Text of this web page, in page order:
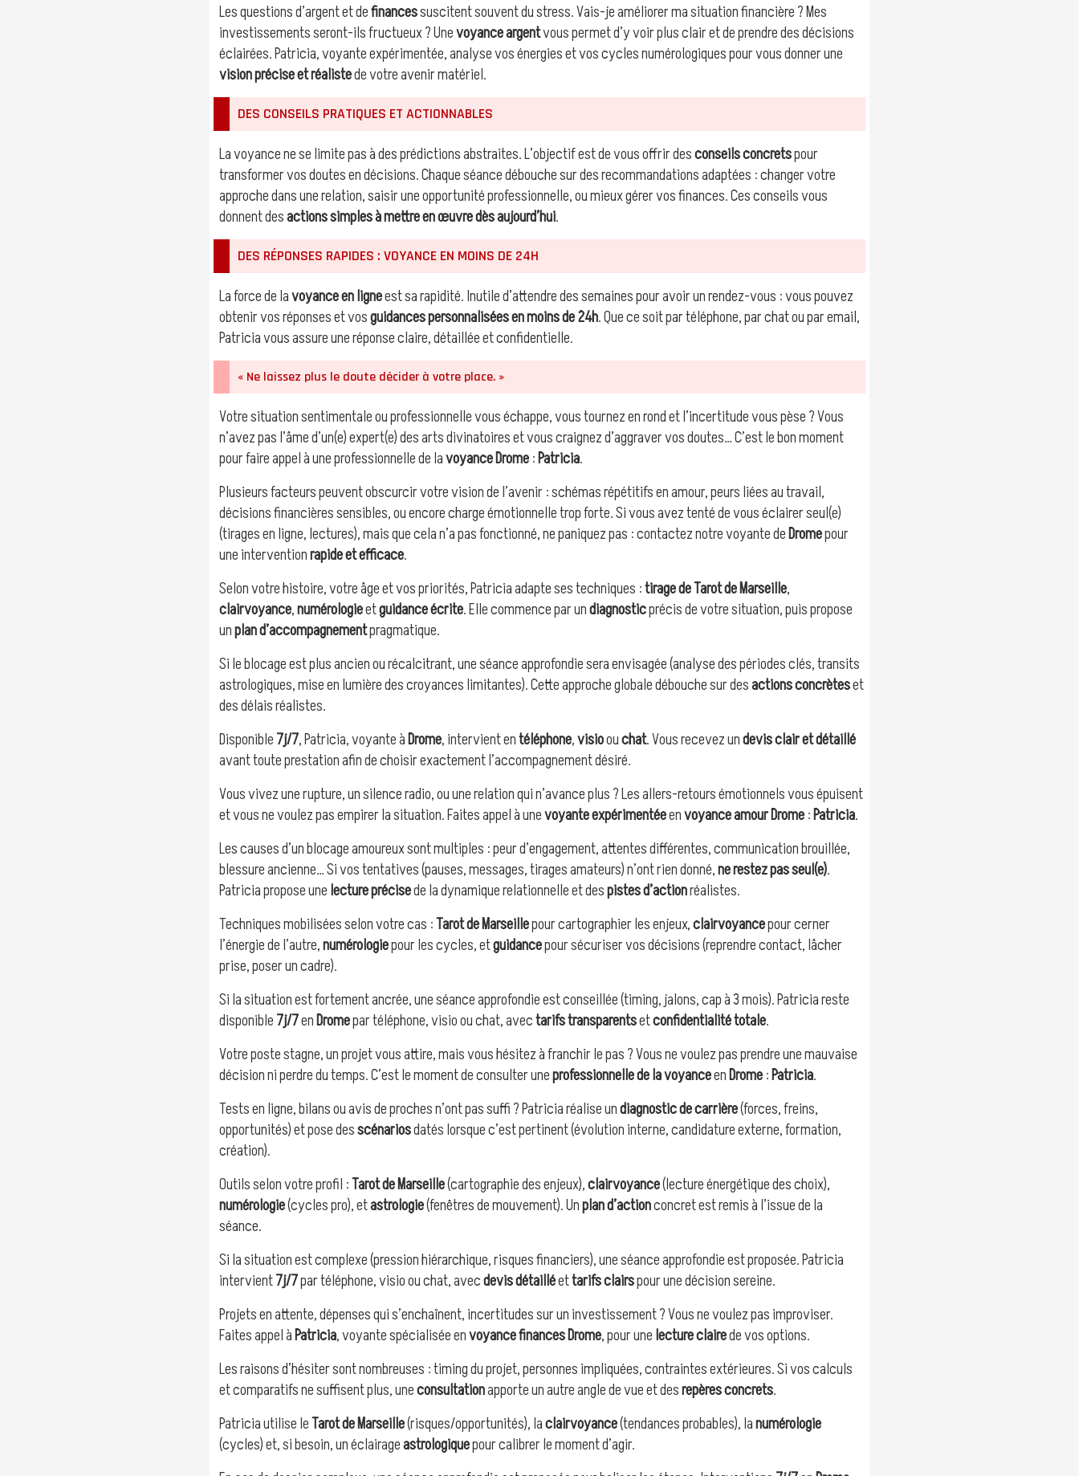
Les questions d’argent et definancessuscitent souvent du stress. Vais-je améliorer ma situation financière ? Mes
investissements seront-ils fructueux ? Unevoyance argentvous permet d’y voir plus clair et de prendre des décisions
éclairées. Patricia, voyante expérimentée, analyse vos énergies et vos cycles numérologiques pour vous donner une
vision précise et réalistede votre avenir matériel.
DES CONSEILS PRATIQUES ET ACTIONNABLES
La voyance ne se limite pas à des prédictions abstraites. L’objectif est de vous offrir desconseils concretspour
transformer vos doutes en décisions. Chaque séance débouche sur des recommandations adaptées : changer votre
approche dans une relation, saisir une opportunité professionnelle, ou mieux gérer vos finances. Ces conseils vous
donnent desactions simples à mettre en œuvre dès aujourd’hui.
DES RÉPONSES RAPIDES : VOYANCE EN MOINS DE 24H
La force de lavoyance en ligneest sa rapidité. Inutile d’attendre des semaines pour avoir un rendez-vous : vous pouvez
obtenir vos réponses et vosguidances personnalisées en moins de 24h. Que ce soit par téléphone, par chat ou par email,
Patricia vous assure une réponse claire, détaillée et confidentielle.
« Ne laissez plus le doute décider à votre place. »
Votre situation sentimentale ou professionnelle vous échappe, vous tournez en rond et l’incertitude vous pèse ? Vous
n’avez pas l’âme d’un(e) expert(e) des arts divinatoires et vous craignez d’aggraver vos doutes… C’est le bon moment
pour faire appel à une professionnelle de lavoyance Drome:Patricia.
Plusieurs facteurs peuvent obscurcir votre vision de l’avenir : schémas répétitifs en amour, peurs liées au travail,
décisions financières sensibles, ou encore charge émotionnelle trop forte. Si vous avez tenté de vous éclairer seul(e)
(tirages en ligne, lectures), mais que cela n’a pas fonctionné, ne paniquez pas : contactez notre voyante deDromepour
une interventionrapide et efficace.
Selon votre histoire, votre âge et vos priorités, Patricia adapte ses techniques :tirage de Tarot de Marseille,
clairvoyance,numérologieetguidance écrite. Elle commence par undiagnosticprécis de votre situation, puis propose
unplan d’accompagnementpragmatique.
Si le blocage est plus ancien ou récalcitrant, une séance approfondie sera envisagée (analyse des périodes clés, transits
astrologiques, mise en lumière des croyances limitantes). Cette approche globale débouche sur desactions concrèteset
des délais réalistes.
Disponible7j/7, Patricia, voyante àDrome, intervient entéléphone,visioouchat. Vous recevez undevis clair et détaillé
avant toute prestation afin de choisir exactement l’accompagnement désiré.
Vous vivez une rupture, un silence radio, ou une relation qui n’avance plus ? Les allers-retours émotionnels vous épuisent
et vous ne voulez pas empirer la situation. Faites appel à unevoyante expérimentéeenvoyance amour Drome:Patricia.
Les causes d’un blocage amoureux sont multiples : peur d’engagement, attentes différentes, communication brouillée,
blessure ancienne… Si vos tentatives (pauses, messages, tirages amateurs) n’ont rien donné,ne restez pas seul(e).
Patricia propose unelecture précisede la dynamique relationnelle et despistes d’actionréalistes.
Techniques mobilisées selon votre cas :Tarot de Marseillepour cartographier les enjeux,clairvoyancepour cerner
l’énergie de l’autre,numérologiepour les cycles, etguidancepour sécuriser vos décisions (reprendre contact, lâcher
prise, poser un cadre).
Si la situation est fortement ancrée, une séance approfondie est conseillée (timing, jalons, cap à 3 mois). Patricia reste
disponible7j/7enDromepar téléphone, visio ou chat, avectarifs transparentsetconfidentialité totale.
Votre poste stagne, un projet vous attire, mais vous hésitez à franchir le pas ? Vous ne voulez pas prendre une mauvaise
décision ni perdre du temps. C’est le moment de consulter uneprofessionnelle de la voyanceenDrome:Patricia.
Tests en ligne, bilans ou avis de proches n’ont pas suffi ? Patricia réalise undiagnostic de carrière(forces, freins,
opportunités) et pose desscénariosdatés lorsque c’est pertinent (évolution interne, candidature externe, formation,
création).
Outils selon votre profil :Tarot de Marseille(cartographie des enjeux),clairvoyance(lecture énergétique des choix),
numérologie(cycles pro), etastrologie(fenêtres de mouvement). Unplan d’actionconcret est remis à l’issue de la
séance.
Si la situation est complexe (pression hiérarchique, risques financiers), une séance approfondie est proposée. Patricia
intervient7j/7par téléphone, visio ou chat, avecdevis détailléettarifs clairspour une décision sereine.
Projets en attente, dépenses qui s’enchaînent, incertitudes sur un investissement ? Vous ne voulez pas improviser.
Faites appel àPatricia, voyante spécialisée envoyance finances Drome, pour unelecture clairede vos options.
Les raisons d’hésiter sont nombreuses : timing du projet, personnes impliquées, contraintes extérieures. Si vos calculs
et comparatifs ne suffisent plus, uneconsultationapporte un autre angle de vue et desrepères concrets.
Patricia utilise leTarot de Marseille(risques/opportunités), laclairvoyance(tendances probables), lanumérologie
(cycles) et, si besoin, un éclairageastrologiquepour calibrer le moment d’agir.